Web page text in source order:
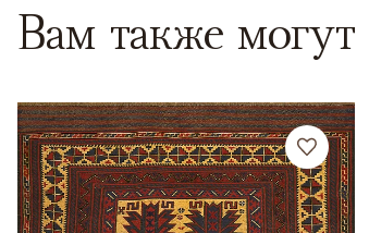
Вам также могут